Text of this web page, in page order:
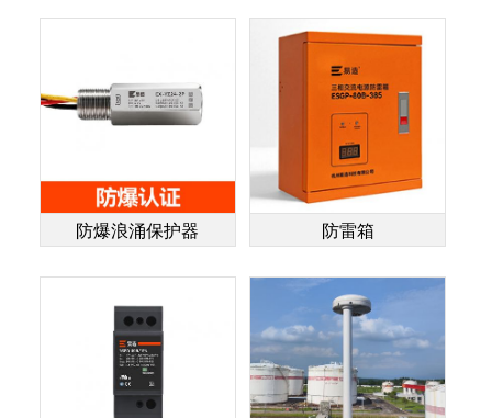
防爆浪涌保护器 防雷箱